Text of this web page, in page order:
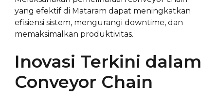
yang efektif di Mataram dapat meningkatkan
efisiensi sistem, mengurangi downtime, dan
memaksimalkan produktivitas.
Inovasi Terkini dalam
Conveyor Chain